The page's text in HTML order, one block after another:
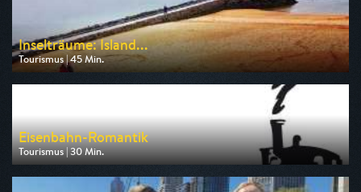
Inselträume: Island...
Tourismus | 45 Min.
Ausgestrahlt von 3sat
am 07.08.2026, 02:25
Eisenbahn-Romantik
Tourismus | 30 Min.
Ausgestrahlt von SWR
am 07.08.2026, 10:20